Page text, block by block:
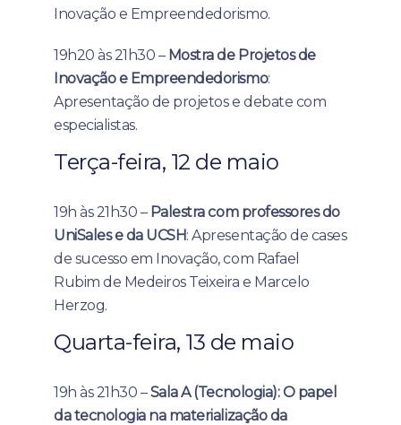
Inovação e Empreendedorismo.
19h20 às 21h30 – Mostra de Projetos de
Inovação e Empreendedorismo:
Apresentação de projetos e debate com
especialistas.
Terça-feira, 12 de maio
19h às 21h30 – Palestra com professores do
UniSales e da UCSH: Apresentação de cases
de sucesso em Inovação, com Rafael
Rubim de Medeiros Teixeira e Marcelo
Herzog.
Quarta-feira, 13 de maio
19h às 21h30 –Sala A (Tecnologia): O papel
da tecnologia na materialização da